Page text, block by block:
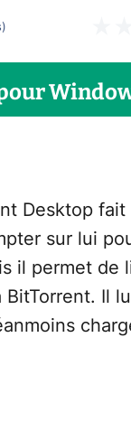
)
Desktop fait
sur lui
il permet de
Il